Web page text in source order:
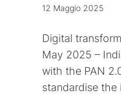
12 Maggio 2025
Digital
May 2025 –
with the PAN
standardise the